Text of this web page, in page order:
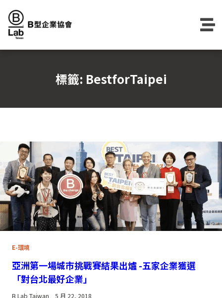
content
標籤: BestforTaipei
E-環境
亞洲第一場城市挑戰賽結果出爐 -五家企業獲選
「對台北最好企業」
B Lab Taiwan 5 月 22, 2018